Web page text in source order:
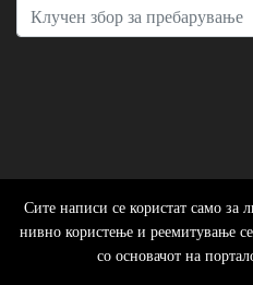
Сите написи се користат само
нивно користење и реемитување
со основачот на